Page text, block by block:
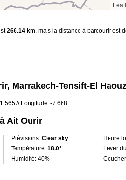
266.14 km, mais la distance à parcourir est
Marrakech-Tensift-El
// Longitude: -7.668
Ait Ourir
Prévisions: Clear sky
Température: 18.0°
Humidité: 40%
Heure
Lever